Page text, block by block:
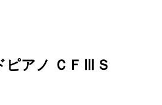
ピアノ ＣＦⅢＳ